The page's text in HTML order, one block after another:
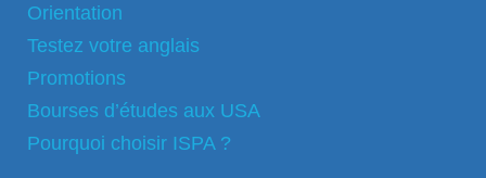
Orientation
Testez votre anglais
Promotions
Bourses d’études aux USA
Pourquoi choisir ISPA ?